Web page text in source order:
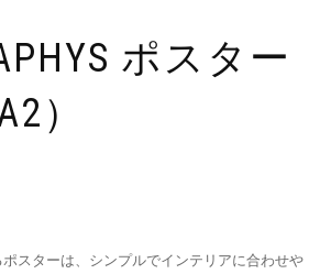
ポスター
）
スターは、シンプルでインテリアに合わせや